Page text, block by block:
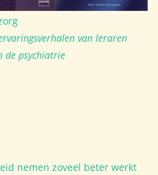
van leraren
de psychiatrie
nemen zoveel beter werkt